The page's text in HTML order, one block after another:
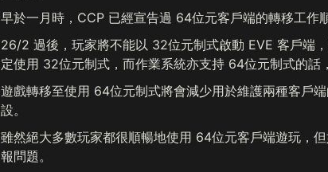
早於一月時，CCP 已經宣告過 64位元客戶端的轉移工作
26/2 過後，玩家將不能以 32位元制式啟動 EVE 客戶端
定使用 32位元制式，而作業系統亦支持 64位元制式的話
遊戲轉移至使用 64位元制式將會減少用於維護兩種客戶
設。
雖然絕大多數玩家都很順暢地使用 64位元客戶端遊玩，
報問題。